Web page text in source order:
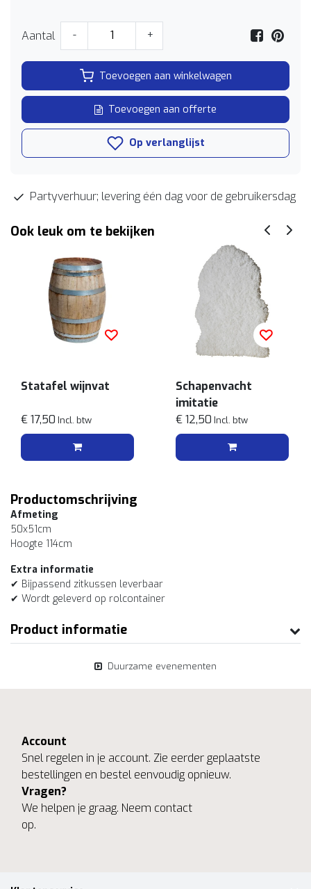
Aantal - +
Toevoegen aan winkelwagen
Toevoegen aan offerte
Op verlanglijst
Partyverhuur; levering één dag voor de gebruikersdag
Ook leuk om te bekijken
Statafel wijnvat
€ 17,50 Incl. btw
Schapenvacht
imitatie
€ 12,50 Incl. btw
Productomschrijving
Afmeting
50x51cm
Hoogte 114cm
Extra informatie
✔ Bijpassend zitkussen leverbaar
✔ Wordt geleverd op rolcontainer
Product informatie
Duurzame evenementen
Account
Snel regelen in je account. Zie eerder geplaatste
bestellingen en bestel eenvoudig opnieuw.
Vragen?
We helpen je graag. Neem contact
op.